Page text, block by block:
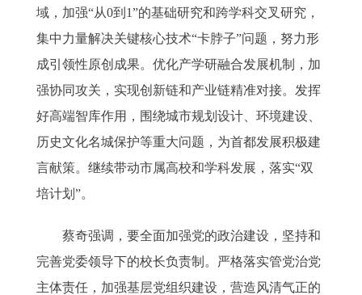
域，加强“从0到1”的基础研究和跨学科交叉研究，
集中力量解决关键核心技术“卡脖子”问题，努力形
成引领性原创成果。优化产学研融合发展机制，加
强协同攻关，实现创新链和产业链精准对接。发挥
好高端智库作用，围绕城市规划设计、环境建设、
历史文化名城保护等重大问题，为首都发展积极建
言献策。继续带动市属高校和学科发展，落实“双
培计划”。
蔡奇强调，要全面加强党的政治建设，坚持和
完善党委领导下的校长负责制。严格落实管党治党
主体责任，加强基层党组织建设，营造风清气正的